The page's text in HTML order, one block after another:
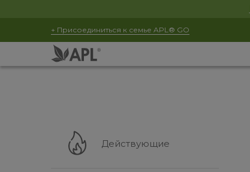
+ Присоединиться к семье APL® GO
Действующие